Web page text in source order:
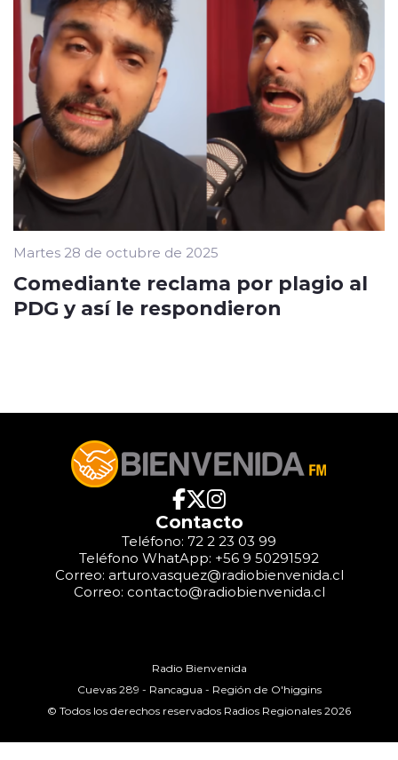
Martes 28 de octubre de 2025
Comediante reclama por plagio al
PDG y así le respondieron
Contacto
Teléfono: 72 2 23 03 99
Teléfono WhatApp: +56 9 50291592
Correo: arturo.vasquez@radiobienvenida.cl
Correo: contacto@radiobienvenida.cl
Radio Bienvenida
Cuevas 289 - Rancagua - Región de O'higgins
© Todos los derechos reservados Radios Regionales 2026